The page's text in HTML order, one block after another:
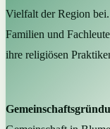
Vielfalt der Region
Familien und
ihre religiösen